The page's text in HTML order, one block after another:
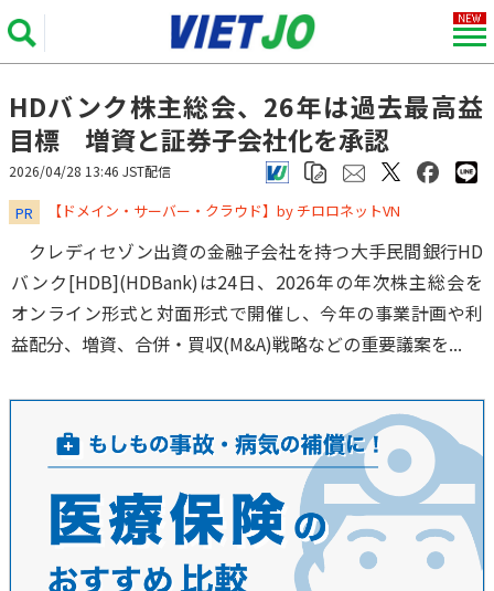
HDバンク株主総会、26年は過去最高益
目標 増資と証券子会社化を承認
2026/04/28 13:46 JST配信
PR ​​​​​​​【ドメイン・サーバー・クラウド】by チロロネットVN
クレディセゾン出資の金融子会社を持つ大手民間銀行HD
バンク[HDB](HDBank)は24日、2026年の年次株主総会を
オンライン形式と対面形式で開催し、今年の事業計画や利
益配分、増資、合併・買収(M&A)戦略などの重要議案を...